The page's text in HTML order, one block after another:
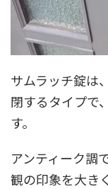
サムラッチ錠は
閉するタイプで
す。
アンティーク調
観の印象を大き